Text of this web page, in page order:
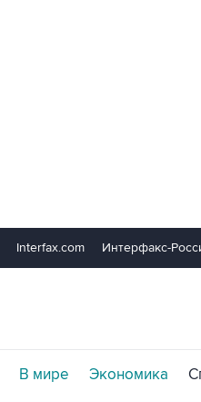
Interfax.com Интерфакс-
В мире Экономика